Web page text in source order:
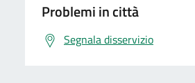
Problemi in città
Segnala disservizio